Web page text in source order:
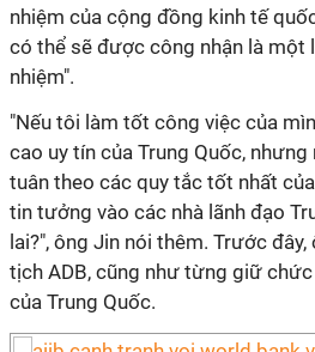
nhiệm của cộng đồng kinh tế
có thể sẽ được công nhận là một
nhiệm".
"Nếu tôi làm tốt công việc của
cao uy tín của Trung Quốc,
tuân theo các quy tắc tốt nhất
tin tưởng vào các nhà lãnh đạo
lai?", ông Jin nói thêm. Trước
tịch ADB, cũng như từng giữ
của Trung Quốc.